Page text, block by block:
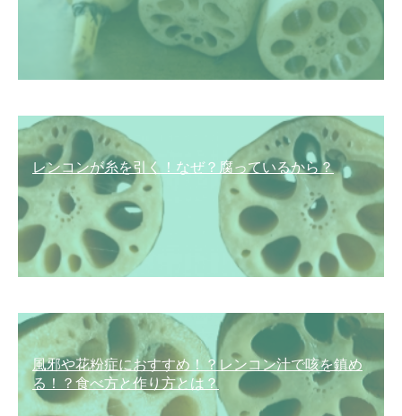
レンコンが糸を引く！なぜ？腐っているから？
風邪や花粉症におすすめ！？レンコン汁で咳を鎮め
る！？食べ方と作り方とは？